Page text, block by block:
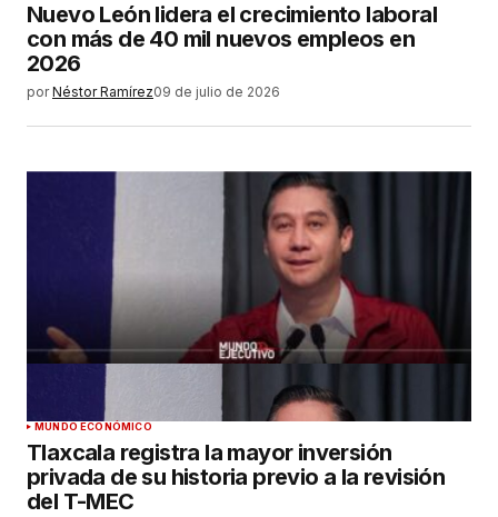
Nuevo León lidera el crecimiento laboral
con más de 40 mil nuevos empleos en
2026
por Néstor Ramírez09 de julio de 2026
MUNDO ECONÓMICO
Tlaxcala registra la mayor inversión
privada de su historia previo a la revisión
del T-MEC